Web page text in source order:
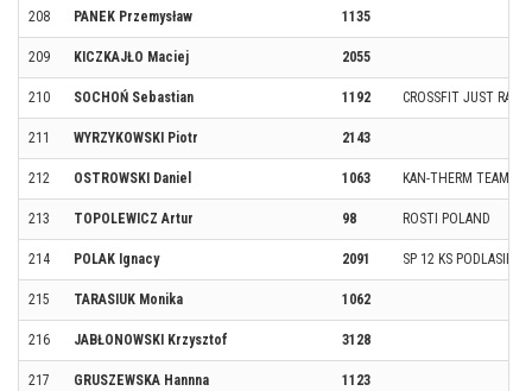
208 PANEK Przemysław 1135
209 KICZKAJŁO Maciej 2055
210 SOCHOŃ Sebastian 1192 CROSSFIT JUST RAW
211 WYRZYKOWSKI Piotr 2143
212 OSTROWSKI Daniel 1063 KAN-THERM TEAM
213 TOPOLEWICZ Artur 98 ROSTI POLAND
214 POLAK Ignacy 2091 SP 12 KS PODLASIE
215 TARASIUK Monika 1062
216 JABŁONOWSKI Krzysztof 3128
217 GRUSZEWSKA Hannna 1123